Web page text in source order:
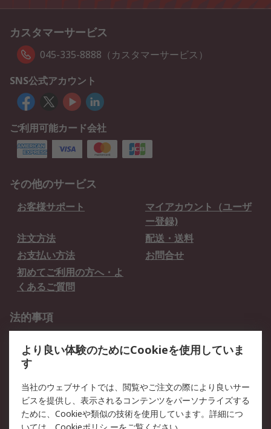
カスタマーサービス
045-335-8888（カスタマーサービス）
SNS公式アカウント
ご利用可能カード会社
その他のサービス
お客様サポート
マイアカウント（ユーザ
ー登録)
注文方法
配送・送料
お支払い方法
お問合せ
初めてご利用の方へ・よ
くあるご質問
法的事項
クッキーポリシー
RSについて
会社概要
採用情報
より良い体験のためにCookieを使用していま
す
当社のウェブサイトでは、閲覧やご注文の際により良いサー
ビスを提供し、表示されるコンテンツをパーソナライズする
ために、Cookieや類似の技術を使用しています。詳細につ